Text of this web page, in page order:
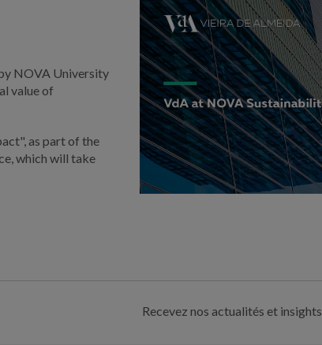
NOVA University
value of
as part of the
which will take
Recevez nos actualités et insights